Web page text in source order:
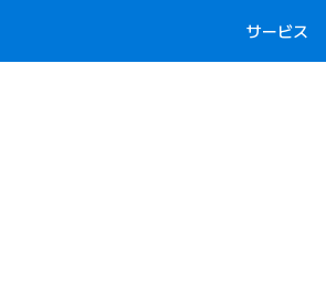
サービス